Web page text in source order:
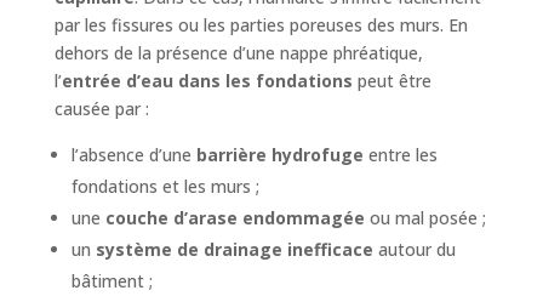
par les fissures ou les parties poreuses des murs. En
dehors de la présence d’une nappe phréatique,
l’entrée d’eau dans les fondations peut être
causée par :
l’absence d’une barrière hydrofuge entre les
fondations et les murs ;
une couche d’arase endommagée ou mal posée ;
un système de drainage inefficace autour du
bâtiment ;